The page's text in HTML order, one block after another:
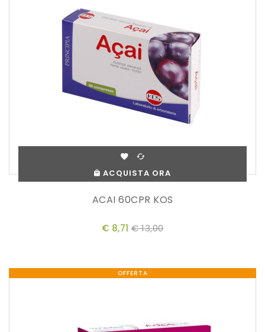
ACQUISTA ORA
ACAI 60CPR KOS
€ 8,71 € 13,00
OFFERTA